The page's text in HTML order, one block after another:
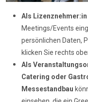
Als Lizenznehmer:in
Meetings/Events
persönlichen Daten,
klicken Sie rechts
Als
Catering oder
Messestandbau